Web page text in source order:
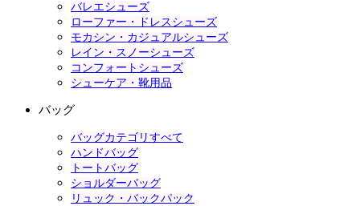
バレエシューズ
ローファー・ドレスシューズ
モカシン・カジュアルシューズ
レイン・スノーシューズ
コンフォートシューズ
シューケア・靴用品
バッグ
バッグカテゴリすべて
ハンドバッグ
トートバッグ
ショルダーバッグ
リュック・バックパック